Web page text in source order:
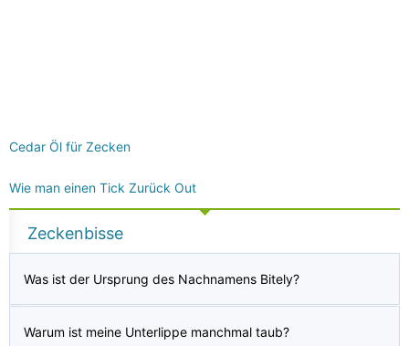
Cedar Öl für Zecken
Wie man einen Tick Zurück Out
Zeckenbisse
Was ist der Ursprung des Nachnamens Bitely?
Warum ist meine Unterlippe manchmal taub?